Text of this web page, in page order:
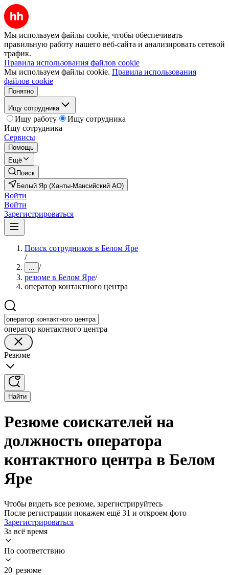
Мы используем файлы cookie, чтобы обеспечивать
правильную работу нашего веб-сайта и анализировать сетевой
трафик.
Правила использования файлов cookie
Мы используем файлы cookie. Правила использования
файлов cookie
Понятно
Ищу сотрудника
Ищу работу
Ищу сотрудника
Ищу сотрудника
Сервисы
Помощь
Ещё
Поиск
Белый Яр (Ханты-Мансийский АО)
Войти
Войти
Зарегистрироваться
Поиск сотрудников в Белом Яре
/
... /
резюме в Белом Яре/
оператор контактного центра
оператор контактного центра
Резюме
Найти
Резюме соискателей на
должность оператора
контактного центра в Белом
Яре
Чтобы видеть все резюме, зарегистрируйтесь
После регистрации покажем ещё 31 и откроем фото
Зарегистрироваться
За всё время
По соответствию
20 резюме